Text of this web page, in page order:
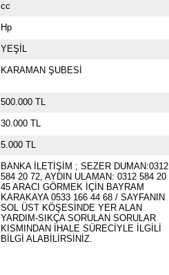
cc
Hp
YEŞİL
KARAMAN ŞUBESİ
500.000 TL
30.000 TL
5.000 TL
BANKA İLETİŞİM ; SEZER DUMAN:0312
584 20 72, AYDIN ULAMAN: 0312 584 20
45 ARACI GÖRMEK İÇİN BAYRAM
KARAKAYA 0533 166 44 68 / SAYFANIN
SOL ÜST KÖŞESİNDE YER ALAN
YARDIM-SIKÇA SORULAN SORULAR
KISMINDAN İHALE SÜRECİYLE İLGİLİ
BİLGİ ALABİLİRSİNİZ.